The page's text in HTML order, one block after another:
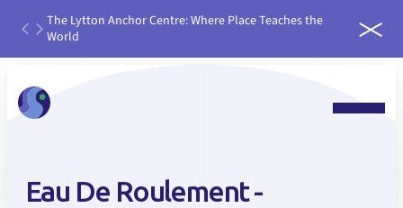
The Lytton Anchor Centre: Where Place Teaches the
World
run it
Eau De Roulement -